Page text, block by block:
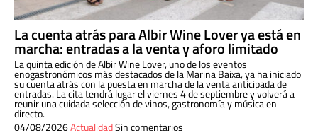
La cuenta atrás para Albir Wine Lover ya está en
marcha: entradas a la venta y aforo limitado
La quinta edición de Albir Wine Lover, uno de los eventos
enogastronómicos más destacados de la Marina Baixa, ya ha iniciado
su cuenta atrás con la puesta en marcha de la venta anticipada de
entradas. La cita tendrá lugar el viernes 4 de septiembre y volverá a
reunir una cuidada selección de vinos, gastronomía y música en
directo.
04/08/2026ActualidadSin comentarios